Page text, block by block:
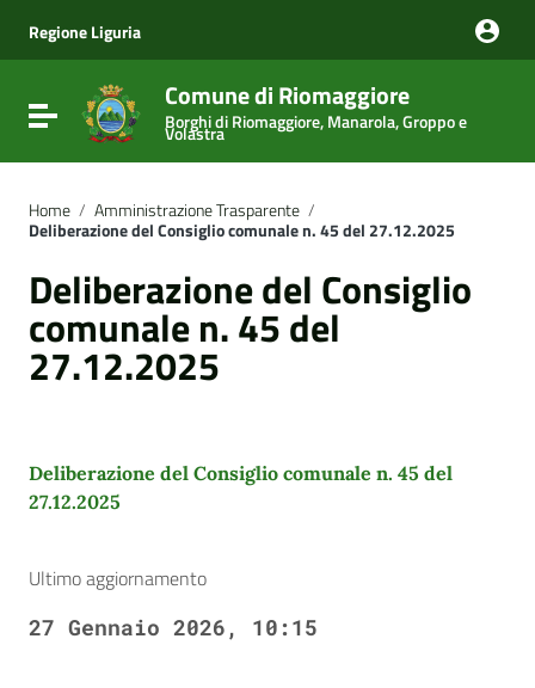
Vai al menu di navigazione
Vai al footer
Regione Liguria
Attiva / disattiva la navigazione
Comune di Riomaggiore
Borghi di Riomaggiore, Manarola, Groppo e
Volastra
Home / Amministrazione Trasparente /
Deliberazione del Consiglio comunale n. 45 del 27.12.2025
Deliberazione del Consiglio
comunale n. 45 del
27.12.2025
Deliberazione del Consiglio comunale n. 45 del
27.12.2025
Ultimo aggiornamento
27 Gennaio 2026, 10:15